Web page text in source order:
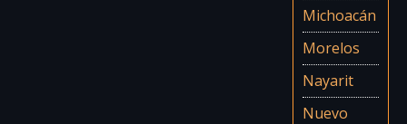
Michoacán
Morelos
Nayarit
Nuevo